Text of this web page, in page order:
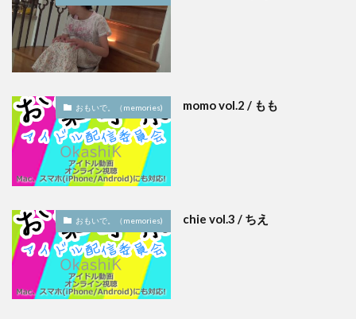
おもいで。（memories) momo vol.2 / もも
おもいで。（memories) chie vol.3 / ちえ